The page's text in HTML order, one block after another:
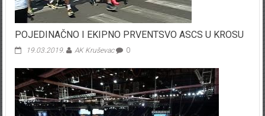
POJEDINAČNO I EKIPNO PRVENTSVO ASCS U KROSU
19.03.2019. AK Kruševac 0